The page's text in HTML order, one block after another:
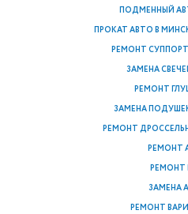
ПОДМЕННЫЙ
ПРОКАТ АВТО В
РЕМОНТ
ЗАМЕНА
РЕМОНТ
ЗАМЕНА
РЕМОНТ
РЕМОНТ
РЕМОНТ
ЗАМЕНА
РЕМОНТ